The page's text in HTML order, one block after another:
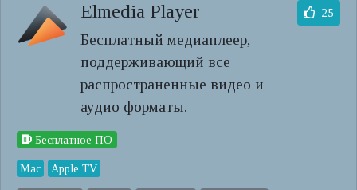
Elmedia Player
Бесплатный медиаплеер,
поддерживающий все
распространенные видео и
аудио форматы.
25
Бесплатное ПО
Mac Apple TV